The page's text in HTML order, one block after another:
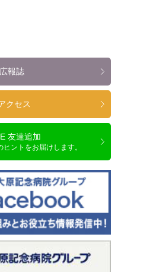
広報誌
クセス
友達追加
ントをお届けします。